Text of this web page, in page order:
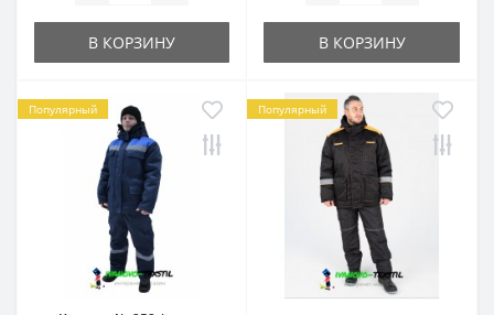
В КОРЗИНУ В КОРЗИНУ
Популярный Популярный